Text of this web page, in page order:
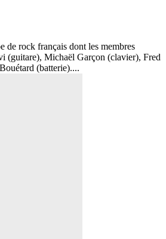
de rock français dont les membres
(guitare), Michaël Garçon (clavier), Fred
(batterie)....